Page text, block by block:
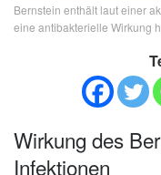
Bernstein enthält laut einer
eine antibakterielle Wirkung
Wirkung des
Infektionen